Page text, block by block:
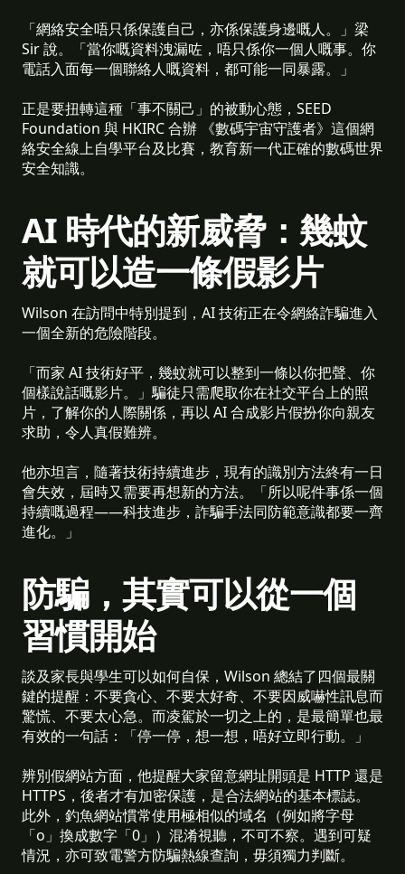
「網絡安全唔只係保護自己，亦係保護身邊嘅人。」梁
Sir 說。「當你嘅資料洩漏咗，唔只係你一個人嘅事。你
電話入面每一個聯絡人嘅資料，都可能一同暴露。」
正是要扭轉這種「事不關己」的被動心態，SEED
Foundation 與 HKIRC 合辦 《數碼宇宙守護者》這個網
絡安全線上自學平台及比賽，教育新一代正確的數碼世界
安全知識。
AI 時代的新威脅：幾蚊
就可以造一條假影片
Wilson 在訪問中特別提到，AI 技術正在令網絡詐騙進入
一個全新的危險階段。
「而家 AI 技術好平，幾蚊就可以整到一條以你把聲、你
個樣說話嘅影片。」騙徒只需爬取你在社交平台上的照
片，了解你的人際關係，再以 AI 合成影片假扮你向親友
求助，令人真假難辨。
他亦坦言，隨著技術持續進步，現有的識別方法終有一日
會失效，屆時又需要再想新的方法。「所以呢件事係一個
持續嘅過程——科技進步，詐騙手法同防範意識都要一齊
進化。」
防騙，其實可以從一個
習慣開始
談及家長與學生可以如何自保，Wilson 總結了四個最關
鍵的提醒：不要貪心、不要太好奇、不要因威嚇性訊息而
驚慌、不要太心急。而凌駕於一切之上的，是最簡單也最
有效的一句話：「停一停，想一想，唔好立即行動。」
辨別假網站方面，他提醒大家留意網址開頭是 HTTP 還是
HTTPS，後者才有加密保護，是合法網站的基本標誌。
此外，釣魚網站慣常使用極相似的域名（例如將字母
「o」換成數字「0」）混淆視聽，不可不察。遇到可疑
情況，亦可致電警方防騙熱線查詢，毋須獨力判斷。